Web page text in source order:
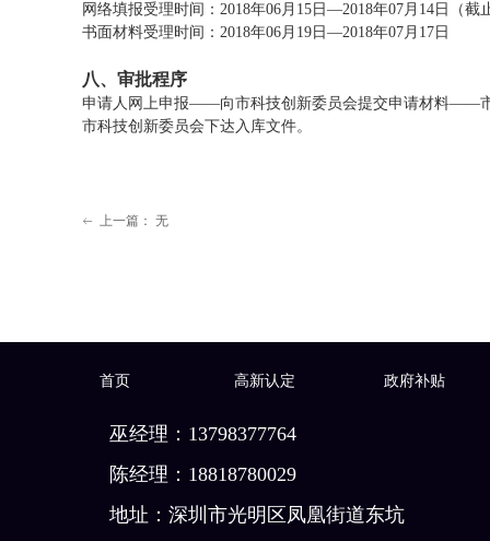
网络填报受理时间：2018年06月15日—2018年07月14日（截
书面材料受理时间：2018年06月19日—2018年07月17日
八、审批程序
申请人网上申报——向市科技创新委员会提交申请材料
市科技创新委员会下达入库文件。
ꂃ 上一篇： 无
首页 高新认定 政府补贴
巫经理：13798377764
陈经理：18818780029
地址：深圳市光明区凤凰街道东坑